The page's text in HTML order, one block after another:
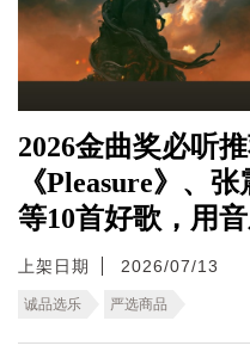
2026金曲奖必听
《Pleasure》、
等10首好歌，用
上架日期 2026/07/13
诚品选乐 严选商品